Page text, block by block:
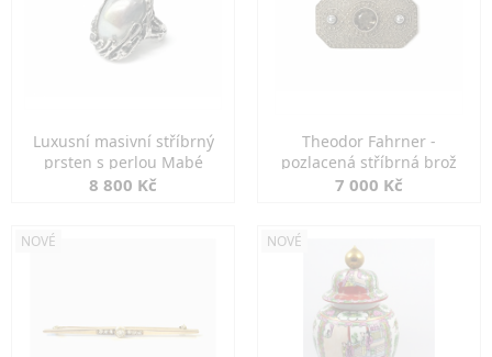
Luxusní masivní stříbrný
prsten s perlou Mabé
8 800 Kč
Theodor Fahrner -
pozlacená stříbrná brož
7 000 Kč
NOVÉ NOVÉ